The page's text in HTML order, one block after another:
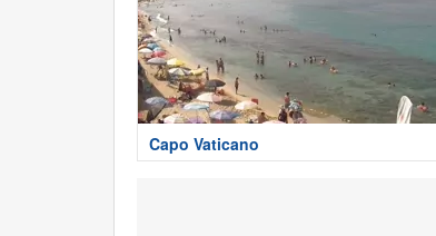
Capo Vaticano